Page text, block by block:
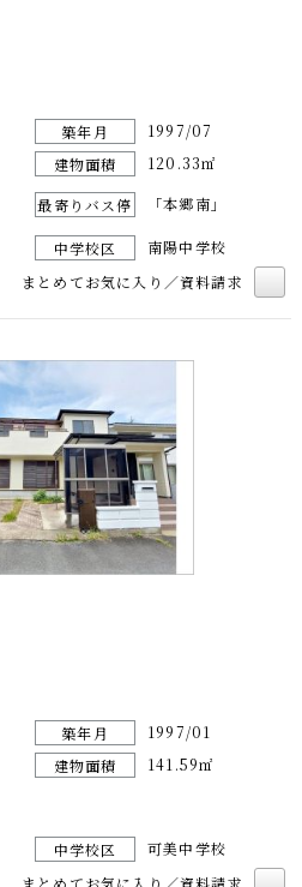
築年月
1997/07
建物面積 120.33㎡
最寄りバス停 「本郷南」
中学校区
南陽中学校
まとめてお気に入り／資料請求
築年月
1997/01
建物面積 141.59㎡
中学校区
可美中学校